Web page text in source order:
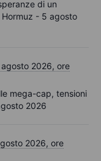
di un
- 5 agosto
2026, ore
mega-cap, tensioni
2026
2026, ore